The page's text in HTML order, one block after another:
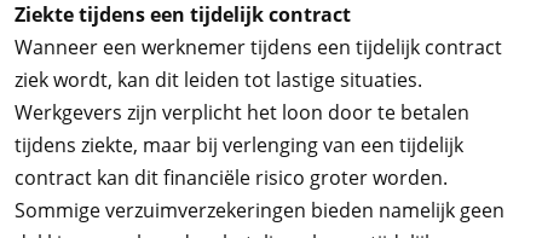
Ziekte tijdens een tijdelijk contract
Wanneer een werknemer tijdens een tijdelijk contract
ziek wordt, kan dit leiden tot lastige situaties.
Werkgevers zijn verplicht het loon door te betalen
tijdens ziekte, maar bij verlenging van een tijdelijk
contract kan dit financiële risico groter worden.
Sommige verzuimverzekeringen bieden namelijk geen